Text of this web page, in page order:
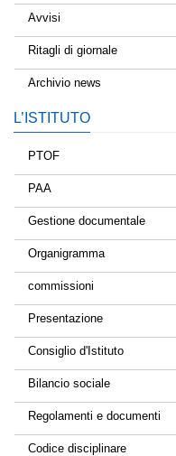
Avvisi
Ritagli di giornale
Archivio news
L’ISTITUTO
PTOF
PAA
Gestione documentale
Organigramma
commissioni
Presentazione
Consiglio d'Istituto
Bilancio sociale
Regolamenti e documenti
Codice disciplinare